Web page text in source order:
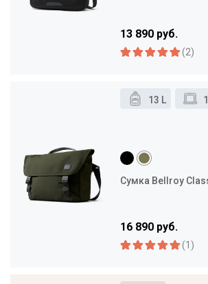
13 890 руб.
(2)
13 L
Сумка Bellroy
16 890 руб.
(1)